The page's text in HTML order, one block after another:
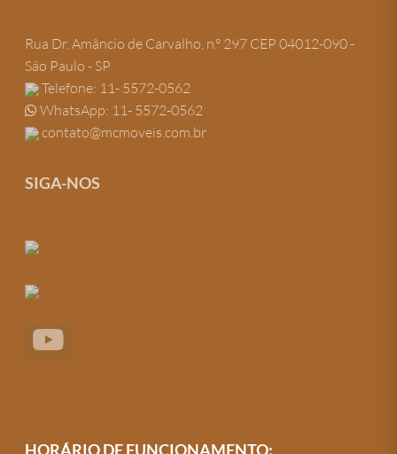
Rua Dr. Amâncio de Carvalho, n.º 297 CEP 04012-090 -
São Paulo - SP
Telefone: 11- 5572-0562
WhatsApp: 11- 5572-0562
contato@mcmoveis.com.br
SIGA-NOS
HORÁRIO DE FUNCIONAMENTO: